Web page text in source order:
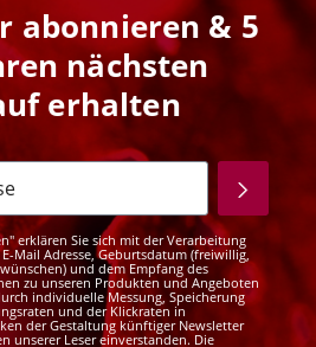
abonnieren & 5
nächsten
erhalten
erklären Sie sich mit der Verarbeitung
Mail Adresse, Geburtsdatum (freiwillig,
und dem Empfang des
zu unseren Produkten und Angeboten
individuelle Messung, Speicherung
und der Klickraten in
der Gestaltung künftiger Newsletter
unserer Leser einverstanden. Die